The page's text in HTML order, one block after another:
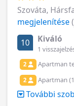
Szováta,
megjelenítése(
10
Kiváló
1
2 Apartman
2 Apartman
További